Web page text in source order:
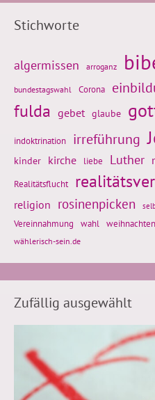
Stichworte
algermissen arroganz
bundestagswahl Corona
fulda gebet glaube
indoktrination irreführung
kinder kirche liebe Luther
Realitätsflucht
religion rosinenpicken
Vereinnahmung wahl weihnachten
wählerisch-sein.de
Zufällig ausgewählt